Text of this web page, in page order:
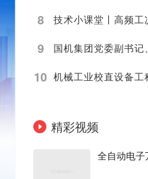
8
9
10 机械工业校直设备工
精彩视频
全自动电